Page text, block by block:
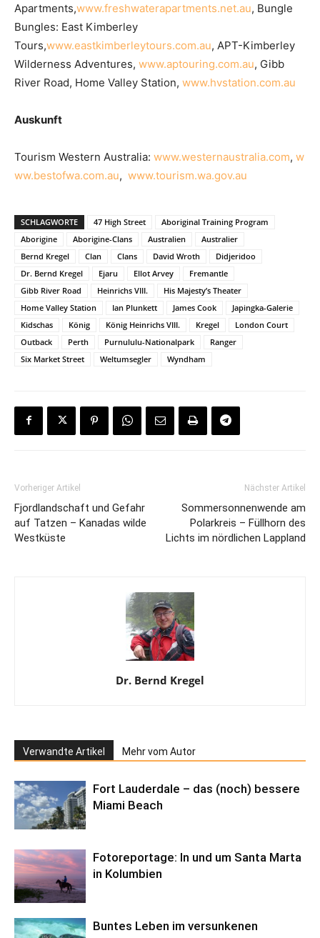
Apartments,www.freshwaterapartments.net.au, Bungle
Bungles: East Kimberley
Tours,www.eastkimberleytours.com.au, APT-Kimberley
Wilderness Adventures, www.aptouring.com.au, Gibb
River Road, Home Valley Station, www.hvstation.com.au
Auskunft
Tourism Western Australia: www.westernaustralia.com, w
ww.bestofwa.com.au, www.tourism.wa.gov.au
SCHLAGWORTE 47 High Street
Aboriginal Training Program
Aborigine
Aborigine-Clans Australien
Australier
Bernd Kregel
Clan Clans David Wroth
Didjeridoo
Dr. Bernd Kregel
Ejaru Ellot Arvey
Fremantle
Gibb River Road
Heinrichs VIII.
His Majesty’s Theater
Home Valley Station
Ian Plunkett James Cook
Japingka-Galerie
Kidschas
König König Heinrichs VIII. Kregel
London Court
Outback
Perth Purnululu-Nationalpark
Ranger
Six Market Street
Weltumsegler Wyndham
Vorheriger Artikel
Fjordlandschaft und Gefahr
auf Tatzen – Kanadas wilde
Westküste
Nächster Artikel
Sommersonnenwende am
Polarkreis – Füllhorn des
Lichts im nördlichen Lappland
Dr. Bernd Kregel
Verwandte Artikel Mehr vom Autor
Fort Lauderdale – das (noch) bessere
Miami Beach
Fotoreportage: In und um Santa Marta
in Kolumbien
Buntes Leben im versunkenen